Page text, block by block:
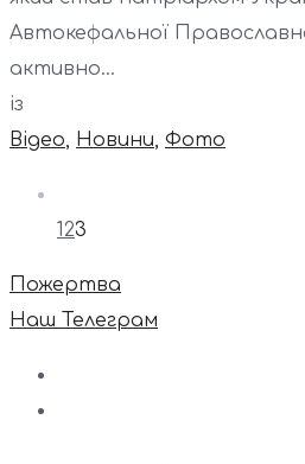
Автокефальної
активно...
із
Відео, Новини, Фото
123
Пожертва
Наш Телеграм